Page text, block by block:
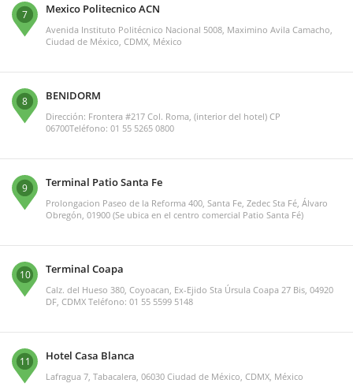
7 Mexico Politecnico ACN
Avenida Instituto Politécnico Nacional 5008, Maximino Avila Camacho,
Ciudad de México, CDMX, México
8 BENIDORM
Dirección: Frontera #217 Col. Roma, (interior del hotel) CP
06700Teléfono: 01 55 5265 0800
9 Terminal Patio Santa Fe
Prolongacion Paseo de la Reforma 400, Santa Fe, Zedec Sta Fé, Álvaro
Obregón, 01900 (Se ubica en el centro comercial Patio Santa Fé)
10 Terminal Coapa
Calz. del Hueso 380, Coyoacan, Ex-Ejido Sta Úrsula Coapa 27 Bis, 04920
DF, CDMX Teléfono: 01 55 5599 5148
11 Hotel Casa Blanca
Lafragua 7, Tabacalera, 06030 Ciudad de México, CDMX, México